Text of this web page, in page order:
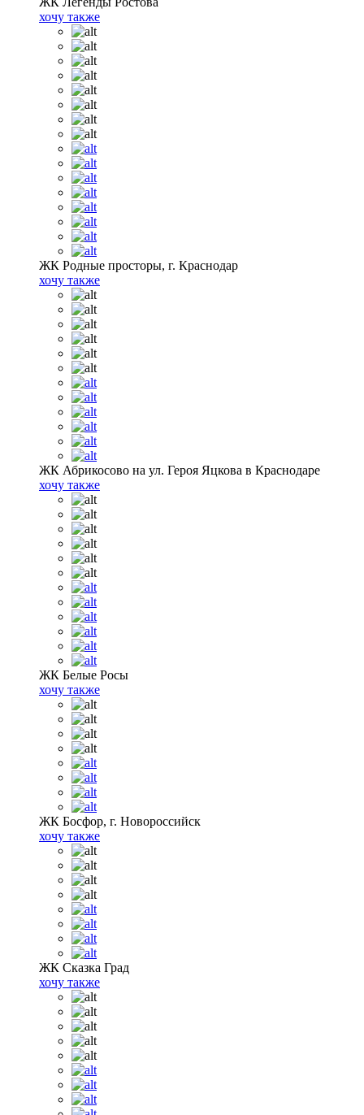
хочу также
ЖК Родные просторы, г. Краснодар
хочу также
ЖК Абрикосово на ул. Героя Яцкова в Краснодаре
хочу также
ЖК Белые Росы
хочу также
ЖК Босфор, г. Новороссийск
хочу также
ЖК Сказка Град
хочу также